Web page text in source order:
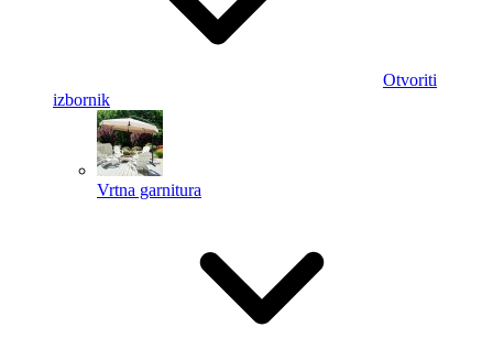
Otvoriti
izbornik
Vrtna garnitura